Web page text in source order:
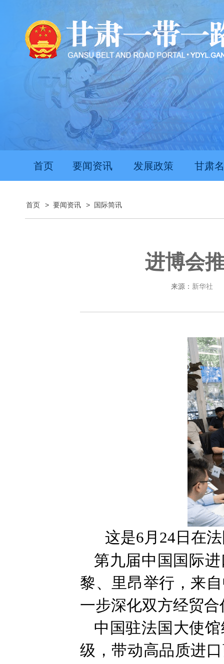
首页 要闻资讯 发展政策 甘肃
首页 > 要闻资讯 > 国际简讯
进博会
来源： 新华社
这是6月24日在
第九届中国国际
黎、里昂举行，来
一步深化双方经贸
中国驻法国大使
级，带动高品质进